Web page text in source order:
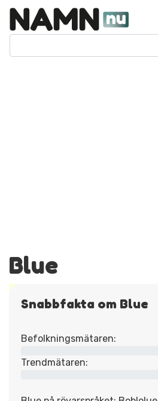
Blue
Snabbfakta om Blue
Befolkningsmätaren:
Trendmätaren: